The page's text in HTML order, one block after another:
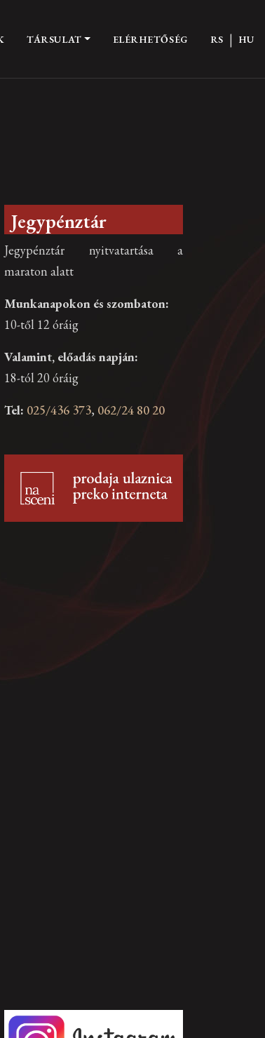
TÁRSULAT ELÉRHETŐSÉG RS | HU
Jegypénztár
Jegypénztár nyitvatartása a
maraton alatt
Munkanapokon és szombaton:
10-től 12 óráig
Valamint, előadás napján:
18-tól 20 óráig
Tel: 025/436 373, 062/24 80 20